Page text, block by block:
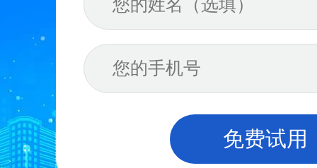
免费试用